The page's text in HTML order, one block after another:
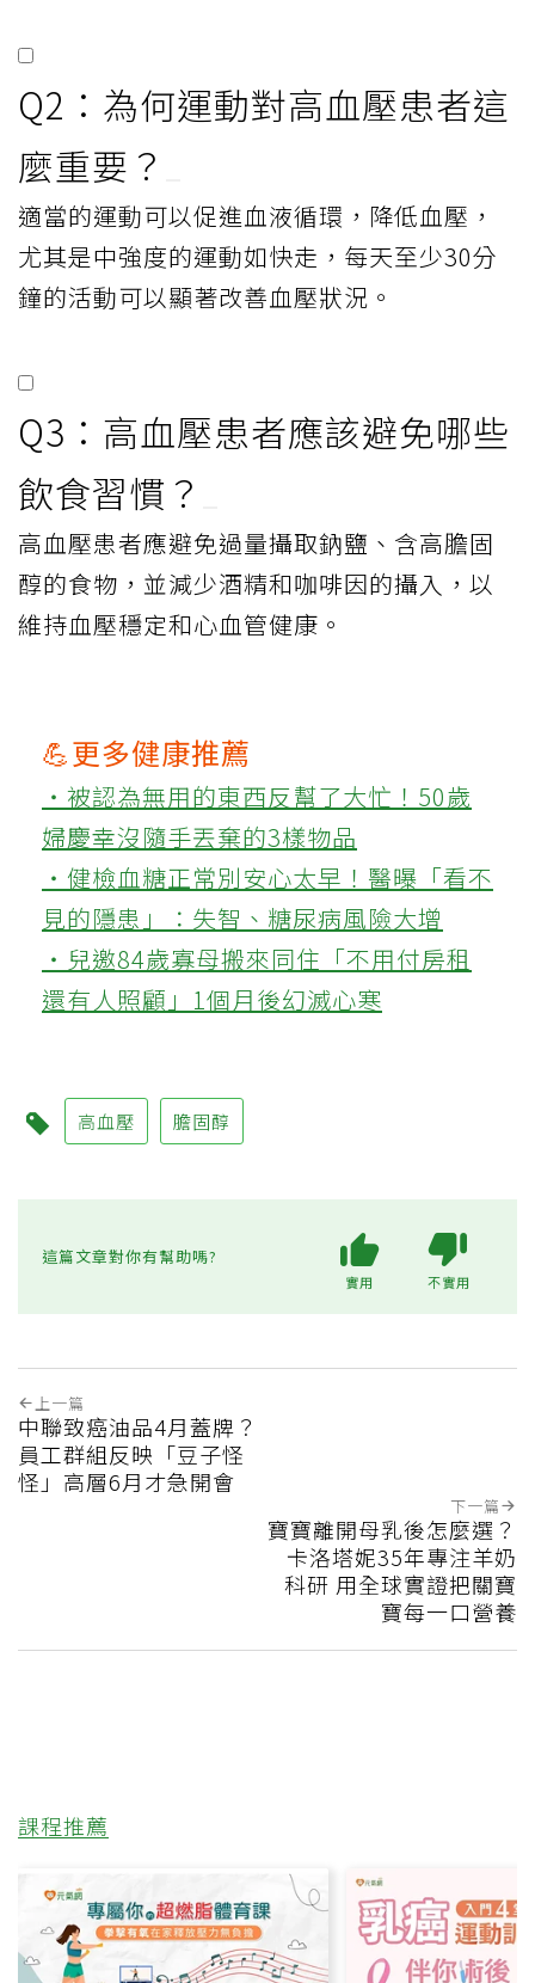
Q2：為何運動對高血壓患者這
麼重要？
適當的運動可以促進血液循環，降低血壓，
尤其是中強度的運動如快走，每天至少30分
鐘的活動可以顯著改善血壓狀況。
Q3：高血壓患者應該避免哪些
飲食習慣？
高血壓患者應避免過量攝取鈉鹽、含高膽固
醇的食物，並減少酒精和咖啡因的攝入，以
維持血壓穩定和心血管健康。
💪更多健康推薦
‧被認為無用的東西反幫了大忙！50歲
婦慶幸沒隨手丟棄的3樣物品
‧健檢血糖正常別安心太早！醫曝「看不
見的隱患」：失智、糖尿病風險大增
‧兒邀84歲寡母搬來同住「不用付房租
還有人照顧」1個月後幻滅心寒
高血壓 膽固醇
這篇文章對你有幫助嗎?
實用 不實用
上一篇
中聯致癌油品4月蓋牌？
員工群組反映「豆子怪
怪」高層6月才急開會
下一篇
寶寶離開母乳後怎麼選？
卡洛塔妮35年專注羊奶
科研 用全球實證把關寶
寶每一口營養
課程推薦